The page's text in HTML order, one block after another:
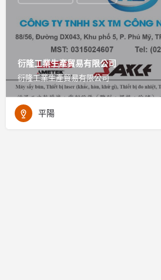
衍隆工業生產貿易有限公司
衍隆工業生產貿易有限公司
平陽